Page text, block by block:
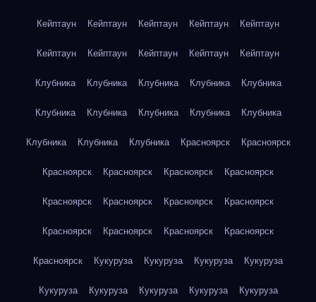
Кейптаун Кейптаун Кейптаун Кейптаун Кейптаун
Кейптаун Кейптаун Кейптаун Кейптаун Кейптаун
Клубника Клубника Клубника Клубника Клубника
Клубника Клубника Клубника Клубника Клубника
Клубника Клубника Клубника Красноярск Красноярск
Красноярск Красноярск Красноярск Красноярск
Красноярск Красноярск Красноярск Красноярск
Красноярск Красноярск Красноярск Красноярск
Красноярск Кукуруза Кукуруза Кукуруза Кукуруза
Кукуруза Кукуруза Кукуруза Кукуруза Кукуруза